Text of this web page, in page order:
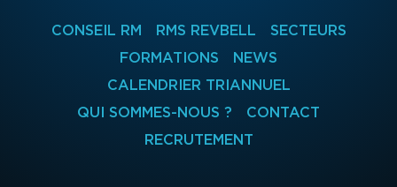
CONSEIL RM RMS REVBELL
SECTEURS
FORMATIONS
NEWS
CALENDRIER TRIANNUEL
QUI SOMMES-NOUS ?
CONTACT
RECRUTEMENT